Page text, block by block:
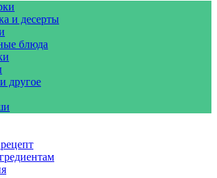
и десерты
блюда
другое